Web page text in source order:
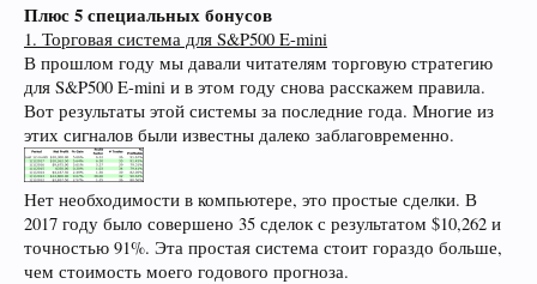
Плюс 5 специальных бонусов
1. Торговая система для S&P500 E-mini
В прошлом году мы давали читателям торговую стратегию
для S&P500 E-mini и в этом году снова расскажем правила.
Вот результаты этой системы за последние года. Многие из
этих сигналов были известны далеко заблаговременно.
Нет необходимости в компьютере, это простые сделки. В
2017 году было совершено 35 сделок с результатом $10,262 и
точностью 91%. Эта простая система стоит гораздо больше,
чем стоимость моего годового прогноза.